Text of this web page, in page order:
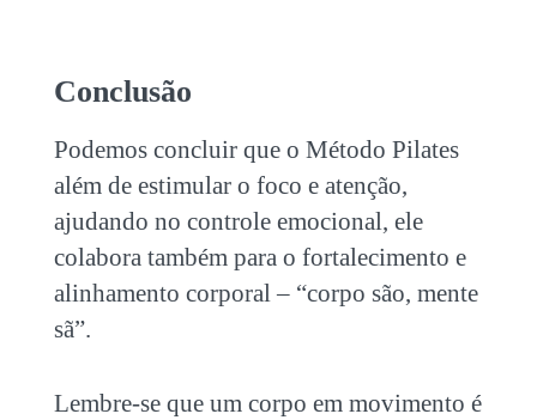
Conclusão
Podemos concluir que o Método Pilates
além de estimular o foco e atenção,
ajudando no controle emocional, ele
colabora também para o fortalecimento e
alinhamento corporal – “corpo são, mente
sã”.
Lembre-se que um corpo em movimento é